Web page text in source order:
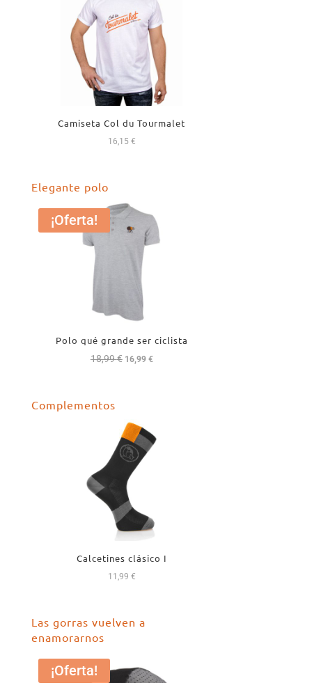
Camiseta Col du Tourmalet
16,15 €
Elegante polo
¡Oferta!
Polo qué grande ser ciclista
18,99€ El
18,99 €.
16,99 €El
Complementos
Calcetines clásico I
11,99 €
Las gorras vuelven a
enamorarnos
¡Oferta!